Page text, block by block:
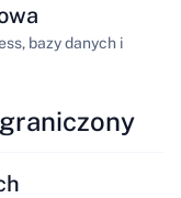
bazy danych i